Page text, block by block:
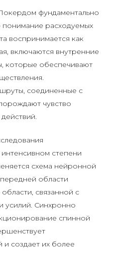
фундаментально
расходуемых
воспринимается как
включаются внутренние
которые обеспечивают
соединенные с
чувство
степени
схема нейронной
области
связанной с
усилий. Синхронно
спинной
и создает их более